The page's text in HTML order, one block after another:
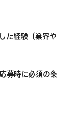
た経験（業界や
募時に必須の条